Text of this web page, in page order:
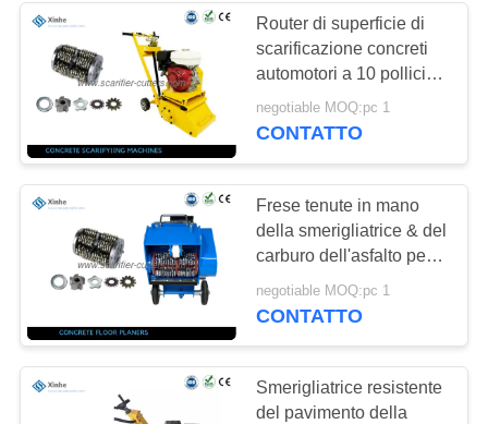
CONTROLLO
DELLA
QUALITÀ
CONTATTACI
NOTIZIE
CASI
CHIEDI UN
Scarificatori, pozzi e
spazzatori
Tagliatori PCD
scarificatori
8
locative
Router di superficie di
scarificazione concreti
automotori a 10 pollici
della macchina &
taglierine del carburo del
negotiable MOQ:pc 1
CONTATTO
Frese tenute in mano
della smerigliatrice & del
carburo dell'asfalto per
la spogliatura del
parcheggio
negotiable MOQ:pc 1
CONTATTO
Smerigliatrice resistente
del pavimento della